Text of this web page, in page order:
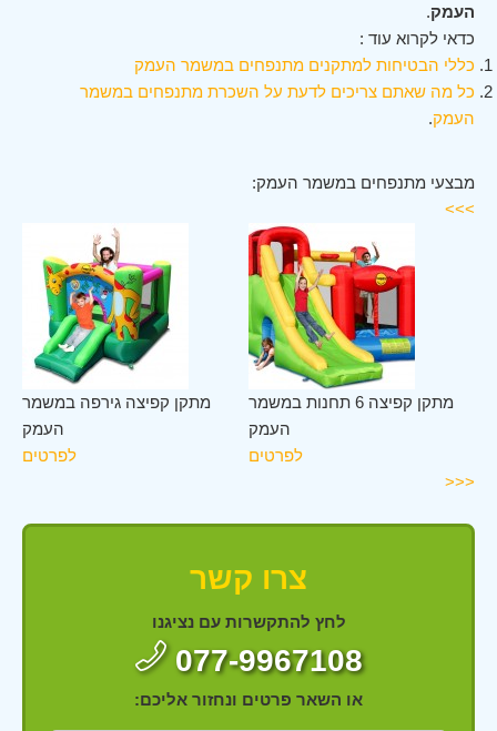
העמק.
כדאי לקרוא עוד :
כללי הבטיחות למתקנים מתנפחים במשמר העמק
כל מה שאתם צריכים לדעת על השכרת מתנפחים במשמר
העמק.
מבצעי מתנפחים במשמר העמק:
>>>
מתקן קפיצה גירפה במשמר
העמק
לפרטים
מתקן קפיצה 6 תחנות במשמר
העמק
לפרטים
<<<
צרו קשר
לחץ להתקשרות עם נציגנו
077-9967108
או השאר פרטים ונחזור אליכם: